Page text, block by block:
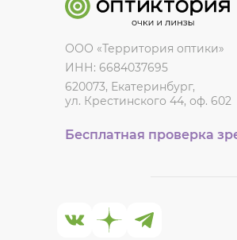
ООО «Территория оптики»
ИНН: 6684037695
620073, Екатеринбург,
ул. Крестинского 44, оф. 602
Бесплатная проверка